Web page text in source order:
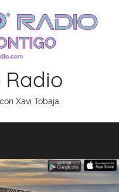
Radio
Xavi Tobaja.